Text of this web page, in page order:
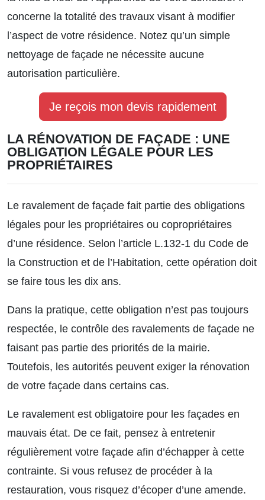
concerne la totalité des travaux visant à modifier
l’aspect de votre résidence. Notez qu’un simple
nettoyage de façade ne nécessite aucune
autorisation particulière.
Je reçois mon devis rapidement
LA RÉNOVATION DE FAÇADE : UNE
OBLIGATION LÉGALE POUR LES
PROPRIÉTAIRES
Le ravalement de façade fait partie des obligations
légales pour les propriétaires ou copropriétaires
d’une résidence. Selon l’article L.132-1 du Code de
la Construction et de l’Habitation, cette opération doit
se faire tous les dix ans.
Dans la pratique, cette obligation n’est pas toujours
respectée, le contrôle des ravalements de façade ne
faisant pas partie des priorités de la mairie.
Toutefois, les autorités peuvent exiger la rénovation
de votre façade dans certains cas.
Le ravalement est obligatoire pour les façades en
mauvais état. De ce fait, pensez à entretenir
régulièrement votre façade afin d’échapper à cette
contrainte. Si vous refusez de procéder à la
restauration, vous risquez d’écoper d’une amende.